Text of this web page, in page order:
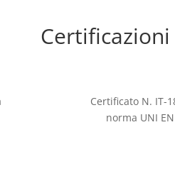
Certificato N. IT-
norma UNI